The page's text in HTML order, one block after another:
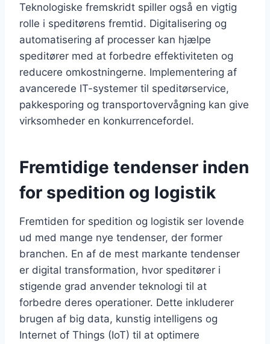
Teknologiske fremskridt spiller også en vigtig
rolle i speditørens fremtid. Digitalisering og
automatisering af processer kan hjælpe
speditører med at forbedre effektiviteten og
reducere omkostningerne. Implementering af
avancerede IT-systemer til speditørservice,
pakkesporing og transportovervågning kan give
virksomheder en konkurrencefordel.
Fremtidige tendenser inden
for spedition og logistik
Fremtiden for spedition og logistik ser lovende
ud med mange nye tendenser, der former
branchen. En af de mest markante tendenser
er digital transformation, hvor speditører i
stigende grad anvender teknologi til at
forbedre deres operationer. Dette inkluderer
brugen af big data, kunstig intelligens og
Internet of Things (IoT) til at optimere